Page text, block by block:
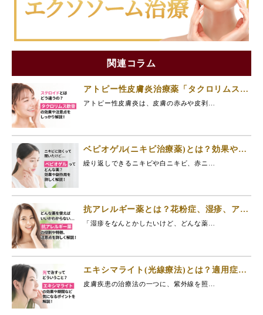
関連コラム
アトピー性皮膚炎治療薬「タクロリムス」
とは？
アトピー性皮膚炎は、皮膚の赤みや皮剥…
ベピオゲル(ニキビ治療薬)とは？効果や副
作用、保険適用かなど解説
繰り返しできるニキビや白ニキビ、赤ニ…
抗アレルギー薬とは？花粉症、湿疹、アレ
ルギー症状への効果と特徴を解説
「湿疹をなんとかしたいけど、どんな薬…
エキシマライト(光線療法)とは？適用症
状、期間、料金まで徹底解説
皮膚疾患の治療法の一つに、紫外線を照…